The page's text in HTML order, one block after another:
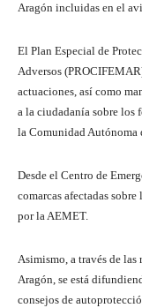
Aragón incluidas en el
El Plan Especial de
Adversos
actuaciones, así como
a la ciudadanía sobre los
la Comunidad Autónoma
Desde el Centro de
comarcas afectadas
por la AEMET.
Asimismo, a través de
Aragón, se está
consejos de